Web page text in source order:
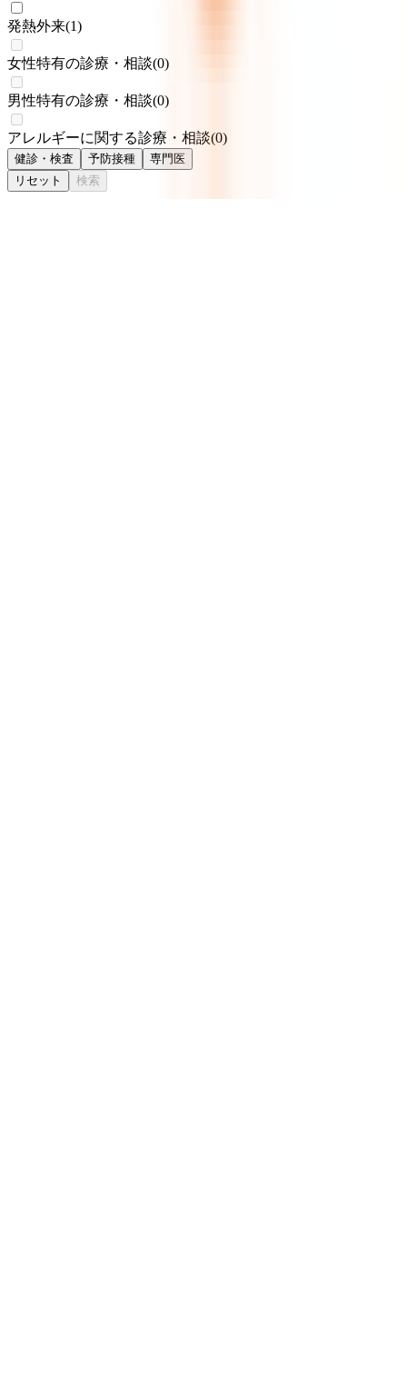
発熱外来(1)
女性特有の診療・相談(0)
男性特有の診療・相談(0)
アレルギーに関する診療・相談(0)
健診・検査 予防接種
専門医
リセット
検索